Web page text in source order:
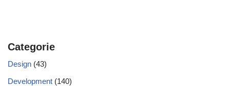
Categorie
Design (43)
Development (140)